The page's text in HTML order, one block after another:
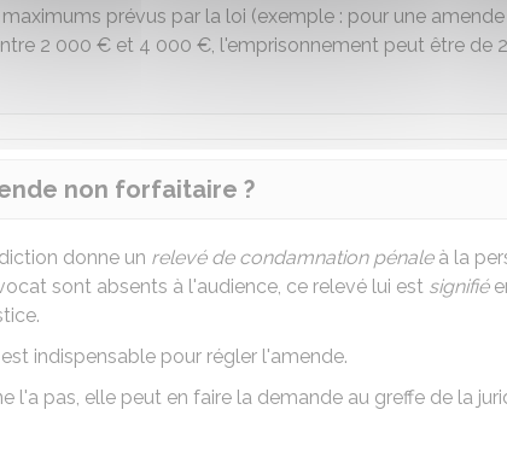
prévus par la loi (exemple : pour une
2 000 € et 4 000 €, l'emprisonnement peut être de
non forfaitaire ?
donne un relevé de condamnation pénaleà la
sont absents à l'audience, ce relevé lui est signifié
indispensable pour régler l'amende.
l'a pas, elle peut en faire la demande au greffe de la